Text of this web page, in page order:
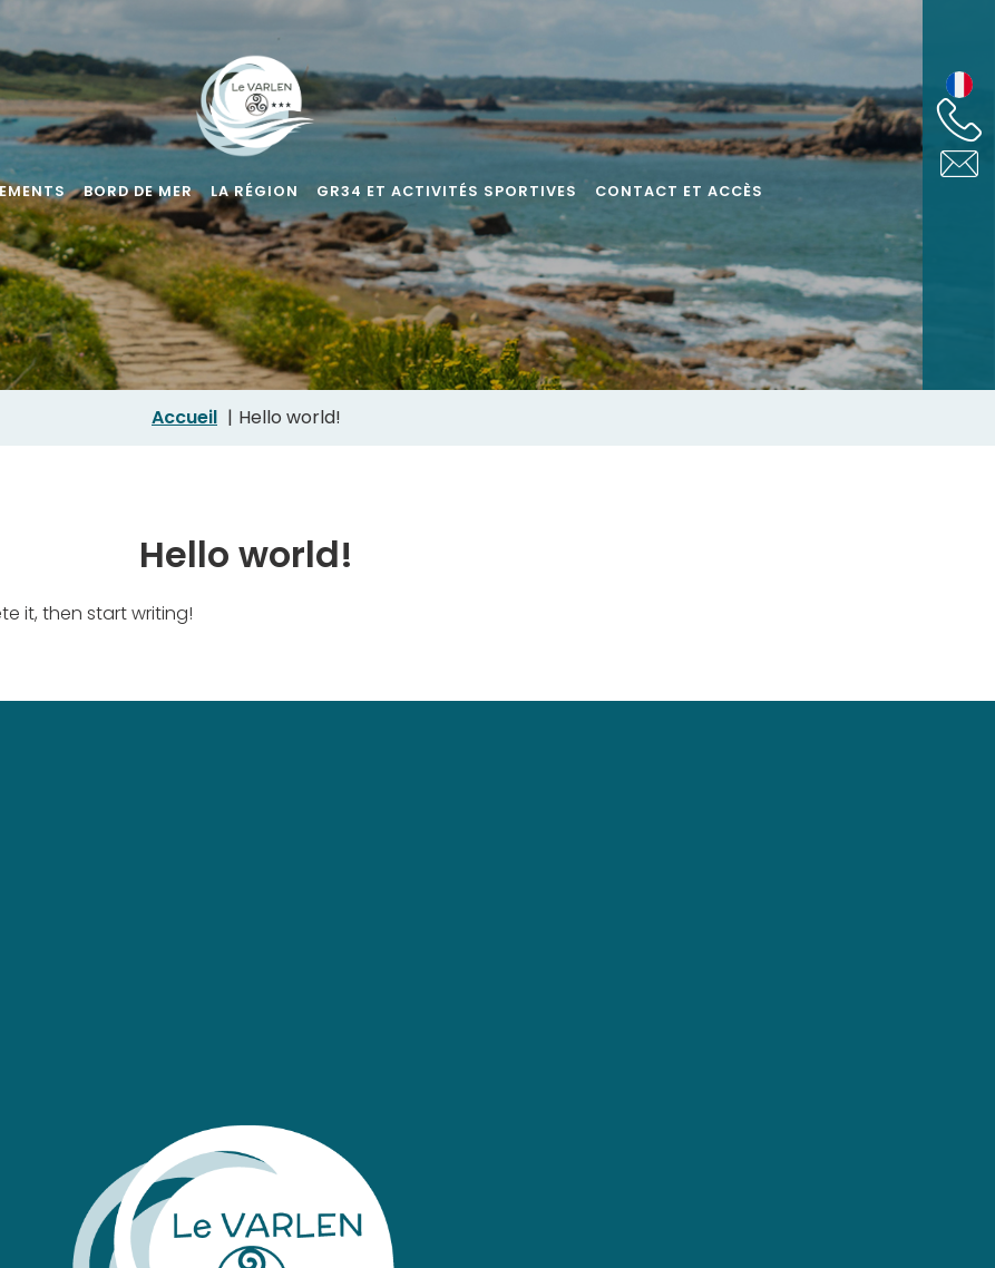
BORD DE MER LA RÉGION GR34 ET ACTIVITÉS SPORTIVES CONTACT ET ACCÈS
Accueil Hello world!
Hello world!
it, then start writing!